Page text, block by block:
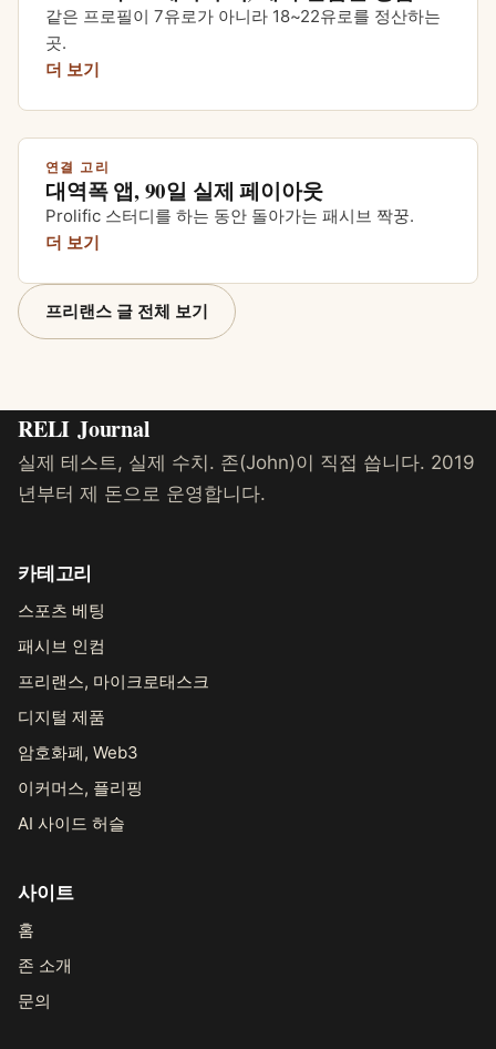
같은 프로필이 7유로가 아니라 18~22유로를 정산하는
곳.
더 보기
연결 고리
대역폭 앱, 90일 실제 페이아웃
Prolific 스터디를 하는 동안 돌아가는 패시브 짝꿍.
더 보기
프리랜스 글 전체 보기
RELI Journal
실제 테스트, 실제 수치. 존(John)이 직접 씁니다. 2019
년부터 제 돈으로 운영합니다.
카테고리
스포츠 베팅
패시브 인컴
프리랜스, 마이크로태스크
디지털 제품
암호화폐, Web3
이커머스, 플리핑
AI 사이드 허슬
사이트
홈
존 소개
문의